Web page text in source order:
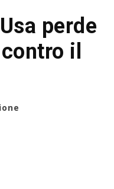
perde
il